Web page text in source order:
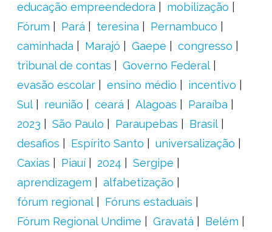
educação empreendedora
mobilização
Fórum
Pará teresina
Pernambuco
caminhada
Marajó Gaepe
congresso
tribunal de contas
Governo Federal
evasão escolar
ensino médio
incentivo
Sul
reunião ceará Alagoas
Paraíba
2023
São Paulo Paraupebas
Brasil
desafios
Espírito Santo
universalização
Caxias
Piauí 2024
Sergipe
aprendizagem
alfabetização
fórum regional
Fóruns estaduais
Fórum Regional Undime
Gravatá
Belém